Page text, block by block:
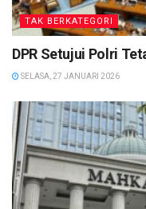
TAK BERKATEGORI
DPR Setujui Polri
SELASA, 27 JANUARI 2026